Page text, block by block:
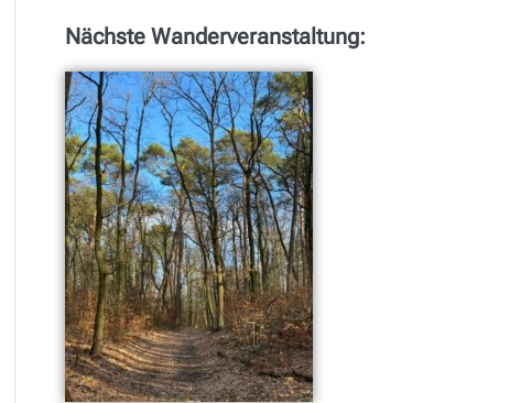
Nächste Wanderveranstaltung: